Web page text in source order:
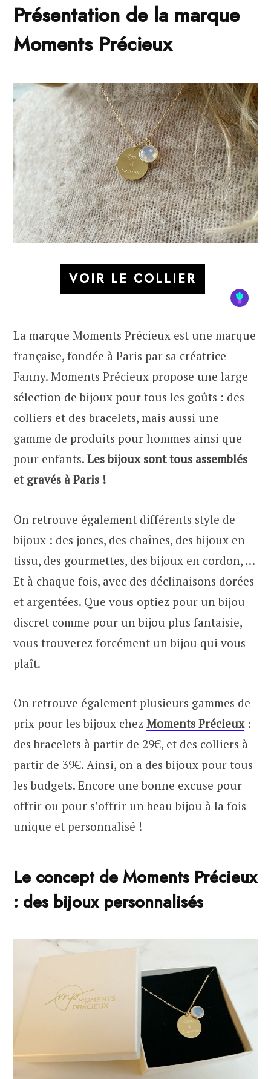
Présentation de la marque
Moments Précieux
VOIR LE COLLIER
La marque Moments Précieux est une marque
française, fondée à Paris par sa créatrice
Fanny. Moments Précieux propose une large
sélection de bijoux pour tous les goûts : des
colliers et des bracelets, mais aussi une
gamme de produits pour hommes ainsi que
pour enfants. Les bijoux sont tous assemblés
et gravés à Paris !
On retrouve également différents style de
bijoux : des joncs, des chaînes, des bijoux en
tissu, des gourmettes, des bijoux en cordon, …
Et à chaque fois, avec des déclinaisons dorées
et argentées. Que vous optiez pour un bijou
discret comme pour un bijou plus fantaisie,
vous trouverez forcément un bijou qui vous
plaît.
On retrouve également plusieurs gammes de
prix pour les bijoux chez Moments Précieux :
des bracelets à partir de 29€, et des colliers à
partir de 39€. Ainsi, on a des bijoux pour tous
les budgets. Encore une bonne excuse pour
offrir ou pour s’offrir un beau bijou à la fois
unique et personnalisé !
Le concept de Moments Précieux
: des bijoux personnalisés